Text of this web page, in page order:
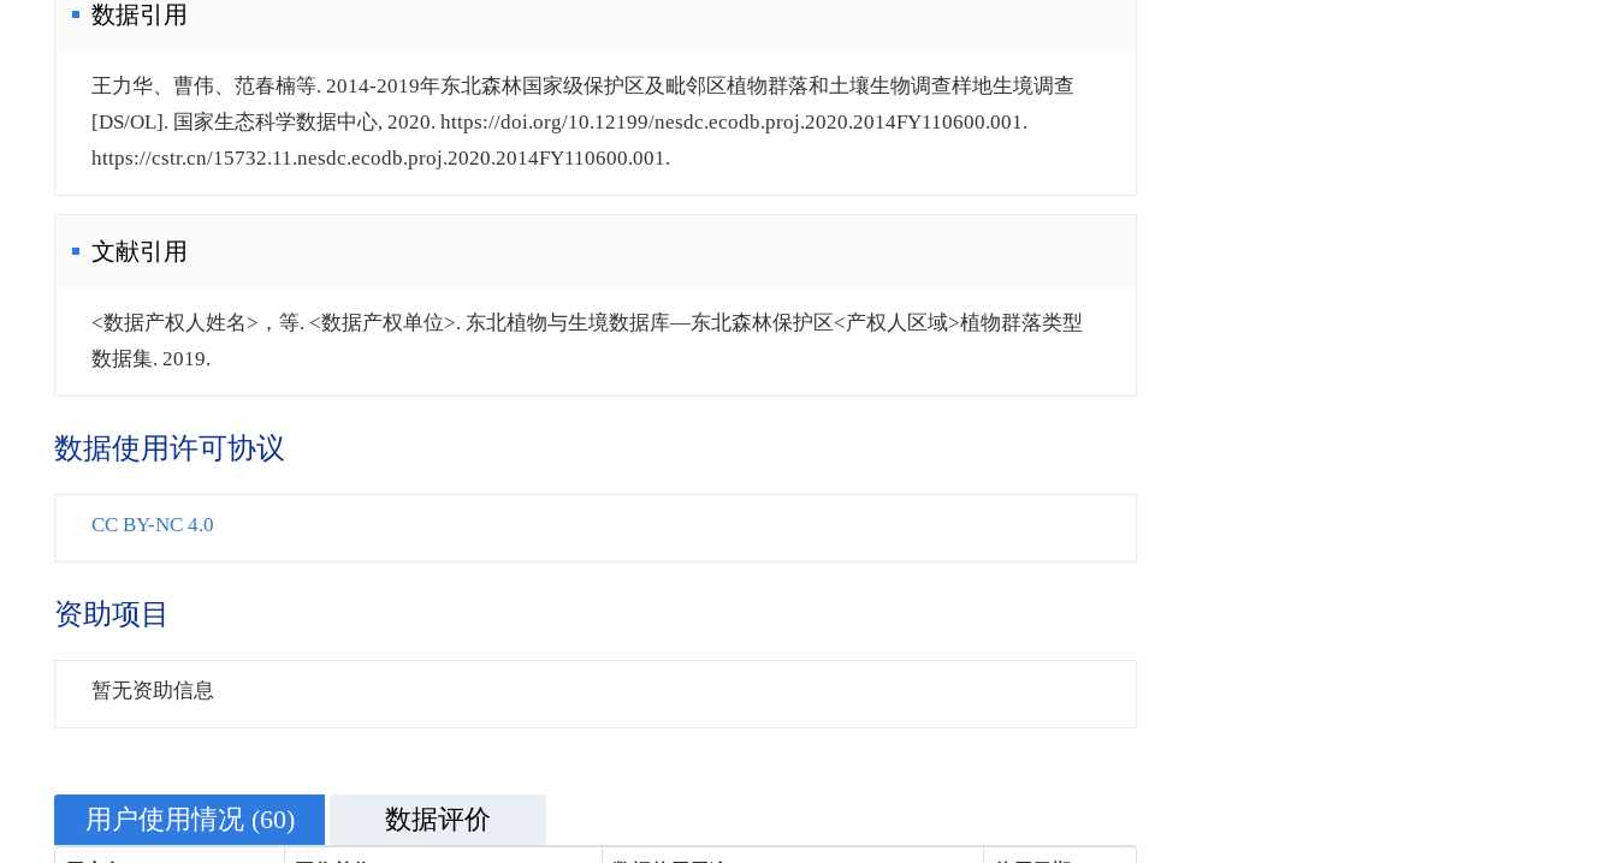
数据引用
王力华、曹伟、范春楠等. 2014-2019年东北森林国家级保护区及毗邻区植物群落和土壤生物调查样地生境调查
[DS/OL]. 国家生态科学数据中心, 2020. https://doi.org/10.12199/nesdc.ecodb.proj.2020.2014FY110600.001.
https://cstr.cn/15732.11.nesdc.ecodb.proj.2020.2014FY110600.001.
文献引用
<数据产权人姓名>，等. <数据产权单位>. 东北植物与生境数据库—东北森林保护区<产权人区域>植物群落类型
数据集. 2019.
数据使用许可协议
CC BY-NC 4.0
资助项目
暂无资助信息
用户使用情况 (60) 数据评价